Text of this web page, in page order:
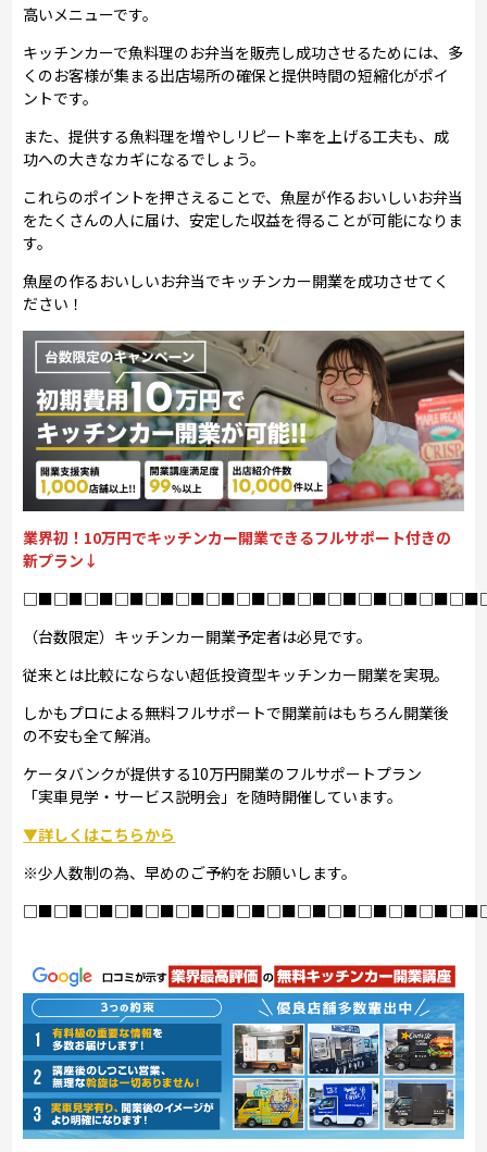
高いメニューです。
キッチンカーで魚料理のお弁当を販売し成功させるためには、多
くのお客様が集まる出店場所の確保と提供時間の短縮化がポイ
ントです。
また、提供する魚料理を増やしリピート率を上げる工夫も、成
功への大きなカギになるでしょう。
これらのポイントを押さえることで、魚屋が作るおいしいお弁当
をたくさんの人に届け、安定した収益を得ることが可能になりま
す。
魚屋の作るおいしいお弁当でキッチンカー開業を成功させてく
ださい！
業界初！10万円でキッチンカー開業できるフルサポート付きの
新プラン↓
（台数限定）キッチンカー開業予定者は必見です。
従来とは比較にならない超低投資型キッチンカー開業を実現。
しかもプロによる無料フルサポートで開業前はもちろん開業後
の不安も全て解消。
ケータバンクが提供する10万円開業のフルサポートプラン
「実車見学・サービス説明会」を随時開催しています。
▼詳しくはこちらから
※少人数制の為、早めのご予約をお願いします。